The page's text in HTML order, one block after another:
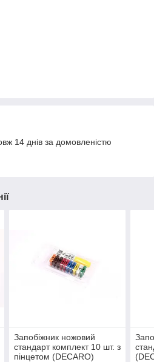
14 днів за домовленістю
Запобіжник ножовий
стандарт комплект 10 шт. з
пінцетом (DECARO)